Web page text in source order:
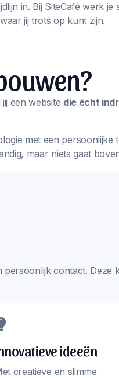
in. Bij SiteCafé werk
jij trots op kunt zijn.
een website die écht
met een persoonlijke
maar niets gaat
persoonlijk contact. Deze
ideeën
creatieve en slimme